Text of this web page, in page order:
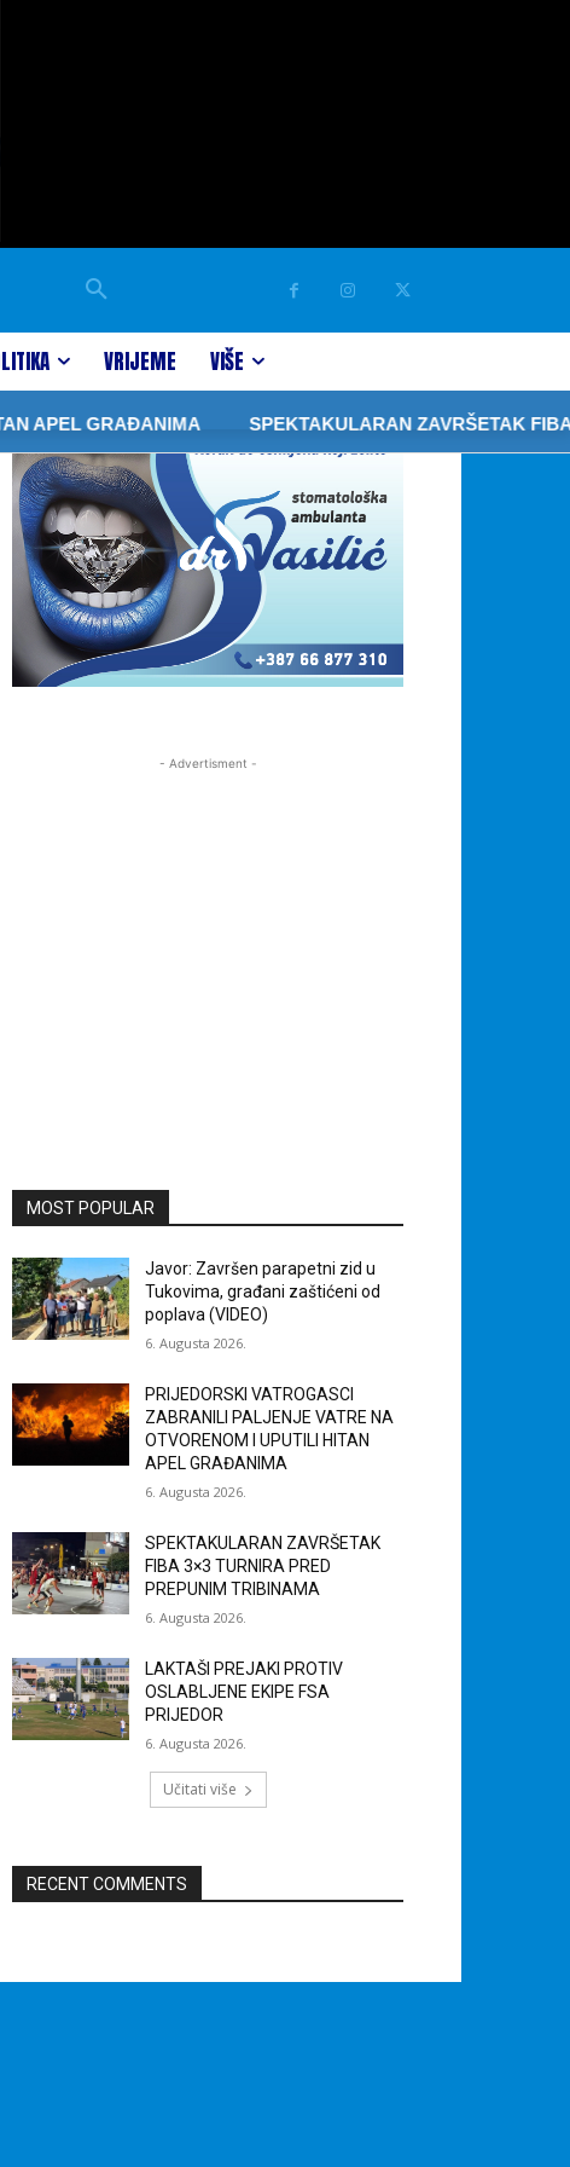
VRIJEME VIŠE
GRAĐANIMA SPEKTAKULARAN ZAVRŠETAK FIBA
- Advertisment -
MOST POPULAR
Javor: Završen parapetni zid u
Tukovima, građani zaštićeni od
poplava (VIDEO)
6. Augusta 2026.
PRIJEDORSKI VATROGASCI
ZABRANILI PALJENJE VATRE NA
OTVORENOM I UPUTILI HITAN
APEL GRAĐANIMA
6. Augusta 2026.
SPEKTAKULARAN ZAVRŠETAK
FIBA 3×3 TURNIRA PRED
PREPUNIM TRIBINAMA
6. Augusta 2026.
LAKTAŠI PREJAKI PROTIV
OSLABLJENE EKIPE FSA
PRIJEDOR
6. Augusta 2026.
Učitati više
RECENT COMMENTS